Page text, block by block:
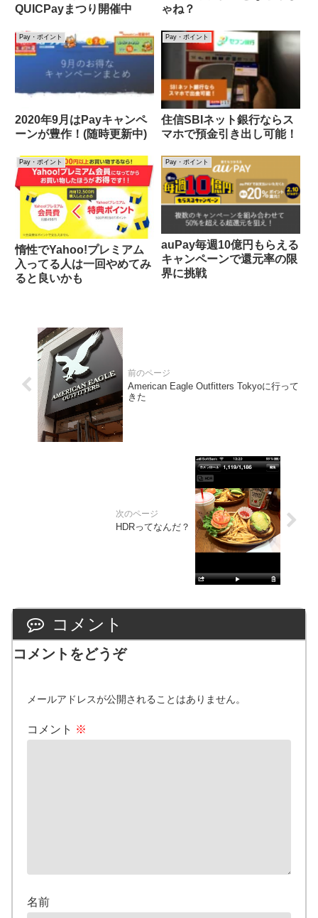
QUICPayまつり開催中
ゃね？
Pay・ポイント
2020年9月はPayキャンペ
ーンが豊作！(随時更新中)
Pay・ポイント
住信SBIネット銀行ならス
マホで預金引き出し可能！
Pay・ポイント
惰性でYahoo!プレミアム
入ってる人は一回やめてみ
ると良いかも
Pay・ポイント
auPay毎週10億円もらえる
キャンペーンで還元率の限
界に挑戦
American Eagle Outfitters Tokyoに行って
きた
HDRってなんだ？
コメント
コメントをどうぞ
メールアドレスが公開されることはありません。
コメント ※
名前